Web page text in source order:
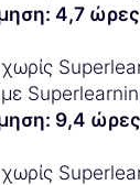
4,7 ώρες
με
9,4 ώρες
χωρίς